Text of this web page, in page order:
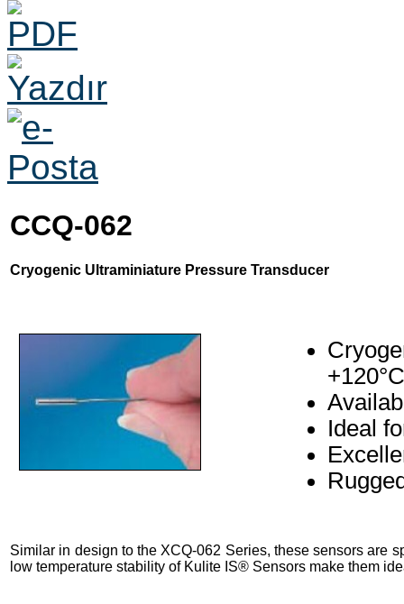
CCQ-062
Cryogenic Ultraminiature Pressure Transducer
Ideal
Similar in design to the XCQ-062 Series, these sensors are
low temperature stability of Kulite IS® Sensors make them